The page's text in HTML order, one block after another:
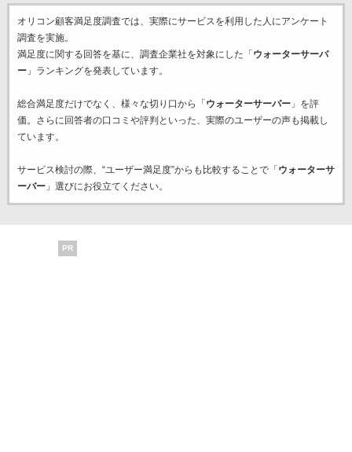
オリコン顧客満足度調査では、実際にサービスを利用した 人にアンケート
調査を実施。
満足度に関する回答を基に、調査企業社を対象にした「 ウォーターサーバ
ー」ランキングを発表しています。
総合満足度だけでなく、様々な切り口から「 ウォーターサーバー」を評
価。さらに回答者の口コミや評判といった、実際のユーザーの声も掲載し
ています。
サービス検討の際、“ユーザー満足度”からも比較することで「 ウォーターサ
ーバー」選びにお役立てください。
PR